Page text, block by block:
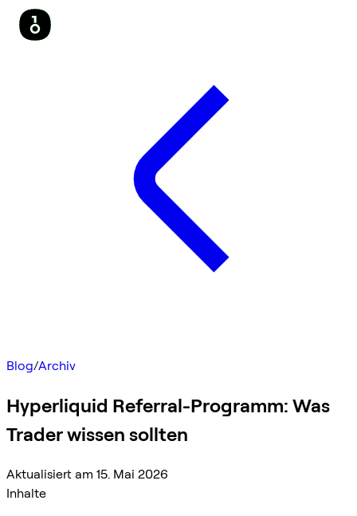
Blog/Archiv
Hyperliquid Referral-Programm: Was
Trader wissen sollten
Aktualisiert am 15. Mai 2026
Inhalte